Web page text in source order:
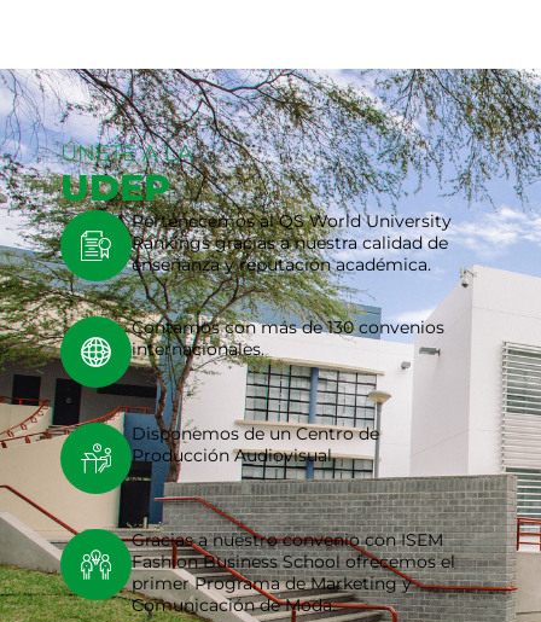
ÚNETE A LA
UDEP
Pertenecemos al QS World University
Rankings gracias a nuestra calidad de
enseñanza y reputación académica.
Contamos con más de 130 convenios
internacionales.
Disponemos de un Centro de
Producción Audiovisual.
Gracias a nuestro convenio con ISEM
Fashion Business School ofrecemos el
primer Programa de Marketing y
Comunicación de Moda.